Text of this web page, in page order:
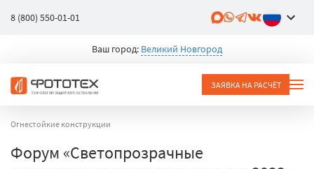
8 (800) 550-01-01
Ваш город: Великий Новгород
ЗАЯВКА НА РАСЧЁТ
Огнестойкие конструкции
Форум «Светопрозрачные